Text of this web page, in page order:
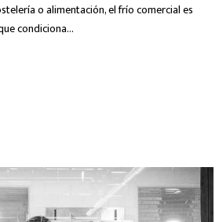
o alimentación, el frío comercial es
condiciona...